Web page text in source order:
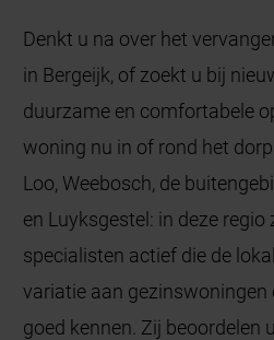
Denkt u na over het
in Bergeijk, of zoekt u bij
duurzame en comfortabele
woning nu in of rond het
Loo, Weebosch, de
en Luyksgestel: in deze
specialisten actief die de
variatie aan gezinswoningen
goed kennen. Zij beoordelen